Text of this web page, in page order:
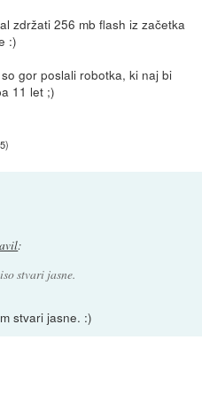
zdržati 256 mb flash iz začetka
:)
gor poslali robotka, ki naj bi
11 let ;)
)
:
stvari jasne.
stvari jasne. :)